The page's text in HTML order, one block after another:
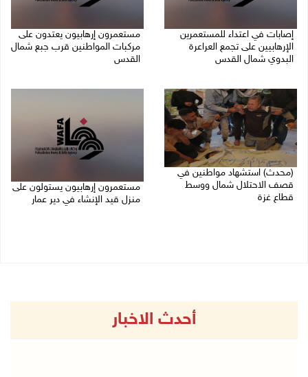
إصابات في اعتداء للمستعمرين
الإرهابيين على تجمع العراعرة
البدوي شمال القدس
مستعمرون إرهابيون يعتدون على
مركبات المواطنين قرب جبع شمال
القدس
(محدث) استشهاد مواطنين في
قصف الاحتلال شمال ووسط
قطاع غزة
مستعمرون إرهابيون يستولون على
منزل قيد الإنشاء في دير عمار
أحدث الاخبار